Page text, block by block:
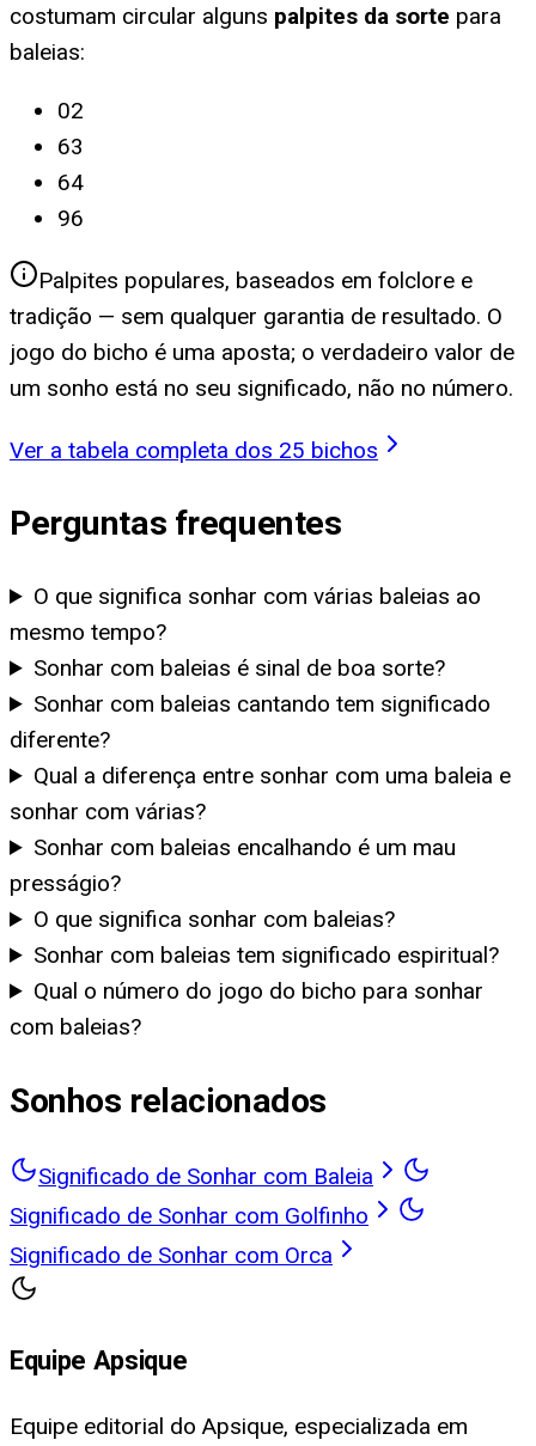
costumam circular alguns palpites da sorte para
baleias:
02
63
64
96
Palpites populares, baseados em folclore e
tradição — sem qualquer garantia de resultado. O
jogo do bicho é uma aposta; o verdadeiro valor de
um sonho está no seu significado, não no número.
Ver a tabela completa dos 25 bichos
Perguntas frequentes
O que significa sonhar com várias baleias ao
mesmo tempo?
Sonhar com baleias é sinal de boa sorte?
Sonhar com baleias cantando tem significado
diferente?
Qual a diferença entre sonhar com uma baleia e
sonhar com várias?
Sonhar com baleias encalhando é um mau
presságio?
O que significa sonhar com baleias?
Sonhar com baleias tem significado espiritual?
Qual o número do jogo do bicho para sonhar
com baleias?
Sonhos relacionados
Significado de Sonhar com Baleia
Significado de Sonhar com Golfinho
Significado de Sonhar com Orca
Equipe Apsique
Equipe editorial do Apsique, especializada em